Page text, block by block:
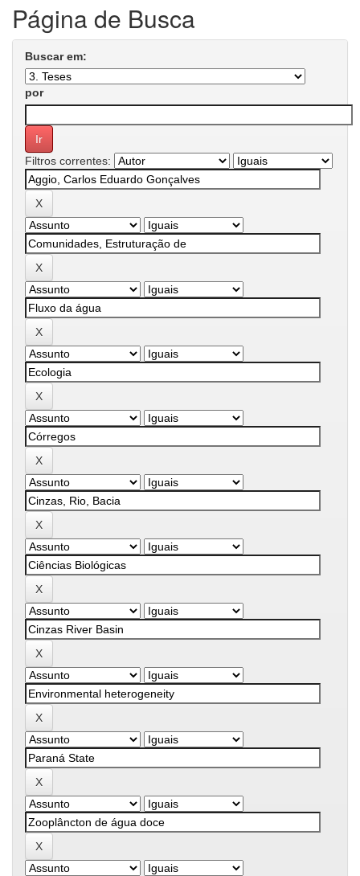
Página de Busca
Buscar em:
por
Filtros correntes: